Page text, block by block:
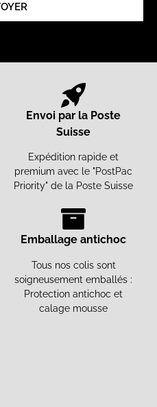
Emballage antichoc
Tous nos colis sont
soigneusement emballés :
Protection antichoc et
calage mousse
Envoi par la Poste
Suisse
Expédition rapide et
premium avec le "PostPac
Priority" de la Poste Suisse